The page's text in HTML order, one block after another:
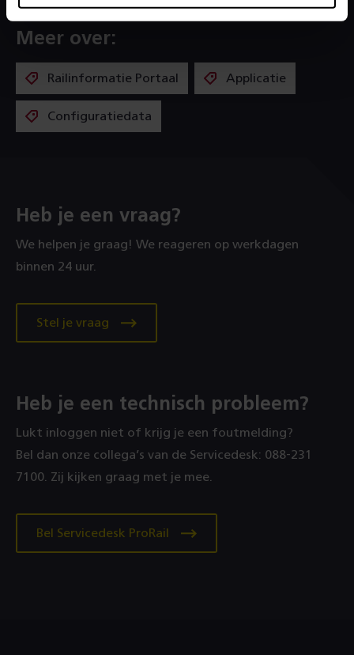
Meer over:
Railinformatie Portaal Applicatie
Configuratiedata
Heb je een vraag?
We helpen je graag! We reageren op werkdagen
binnen 24 uur.
Stel je vraag
Heb je een technisch probleem?
Lukt inloggen niet of krijg je een foutmelding?
Bel dan onze collega’s van de Servicedesk: 088‑231
7100. Zij kijken graag met je mee.
Bel Servicedesk ProRail